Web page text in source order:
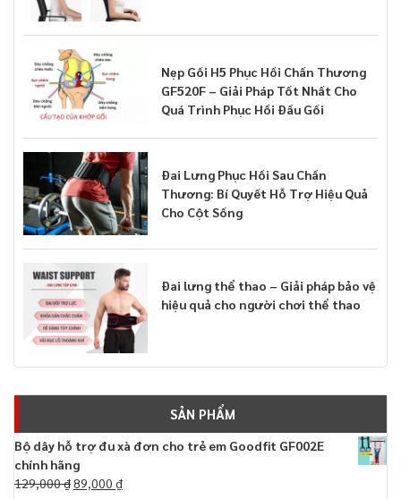
Nẹp Gối H5 Phục Hồi Chấn Thương
GF520F – Giải Pháp Tốt Nhất Cho
Quá Trình Phục Hồi Đầu Gối
Đai Lưng Phục Hồi Sau Chấn
Thương: Bí Quyết Hỗ Trợ Hiệu Quả
Cho Cột Sống
Đai lưng thể thao – Giải pháp bảo vệ
hiệu quả cho người chơi thể thao
SẢN PHẨM
Bộ dây hỗ trợ đu xà đơn cho trẻ em Goodfit GF002E
chính hãng
129,000₫89,000 ₫